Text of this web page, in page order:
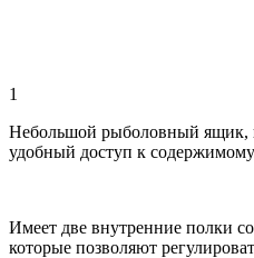
1
Небольшой рыболовный ящик,
удобный доступ к
Имеет две внутренние полки
которые позволяют